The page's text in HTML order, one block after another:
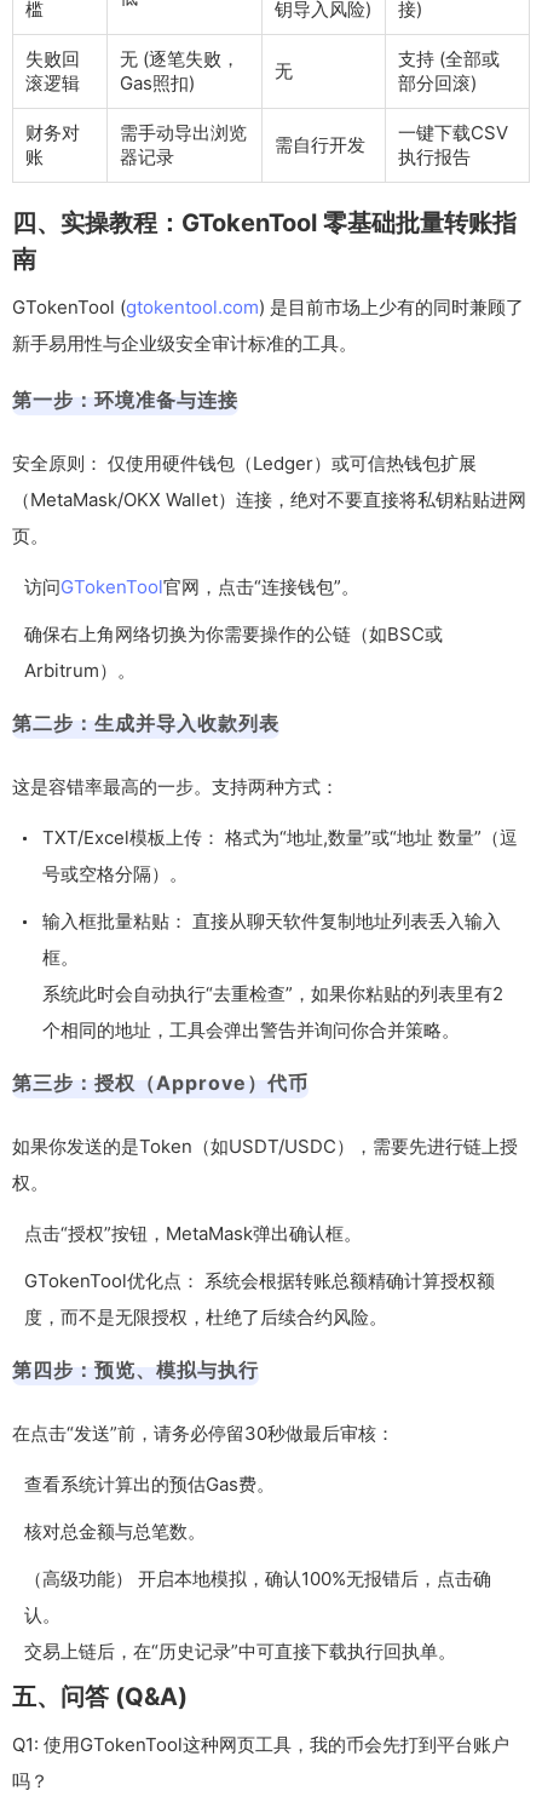
槛 钥导入风险) 接)
失败回
滚逻辑
无 (逐笔失败，
Gas照扣)
无
支持 (全部或
部分回滚)
财务对
账
需手动导出浏览
器记录
需自行开发
一键下载CSV
执行报告
四、实操教程：GTokenTool 零基础批量转账指
南
GTokenTool (gtokentool.com) 是目前市场上少有的同时兼顾了
新手易用性与企业级安全审计标准的工具。
第一步：环境准备与连接
安全原则： 仅使用硬件钱包（Ledger）或可信热钱包扩展
（MetaMask/OKX Wallet）连接，绝对不要直接将私钥粘贴进网
页。
访问GTokenTool官网，点击“连接钱包”。
确保右上角网络切换为你需要操作的公链（如BSC或
Arbitrum）。
第二步：生成并导入收款列表
这是容错率最高的一步。支持两种方式：
TXT/Excel模板上传： 格式为“地址,数量”或“地址 数量”（逗
号或空格分隔）。
输入框批量粘贴： 直接从聊天软件复制地址列表丢入输入
框。
系统此时会自动执行“去重检查”，如果你粘贴的列表里有2
个相同的地址，工具会弹出警告并询问你合并策略。
第三步：授权（Approve）代币
如果你发送的是Token（如USDT/USDC），需要先进行链上授
权。
点击“授权”按钮，MetaMask弹出确认框。
GTokenTool优化点： 系统会根据转账总额精确计算授权额
度，而不是无限授权，杜绝了后续合约风险。
第四步：预览、模拟与执行
在点击“发送”前，请务必停留30秒做最后审核：
查看系统计算出的预估Gas费。
核对总金额与总笔数。
（高级功能） 开启本地模拟，确认100%无报错后，点击确
认。
交易上链后，在“历史记录”中可直接下载执行回执单。
五、问答 (Q&A)
Q1: 使用GTokenTool这种网页工具，我的币会先打到平台账户
吗？